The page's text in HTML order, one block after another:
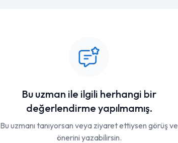
Bu uzman ile ilgili herhangi bir
değerlendirme yapılmamış.
Bu uzmanı tanıyorsan veya ziyaret ettiysen görüş ve
önerini yazabilirsin.